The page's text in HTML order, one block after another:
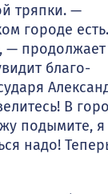
тряпки. —
городе
— продолжает
благо­
В
подымите, я
надо!